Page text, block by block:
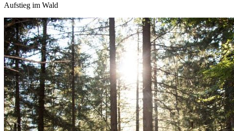
Aufstieg im Wald